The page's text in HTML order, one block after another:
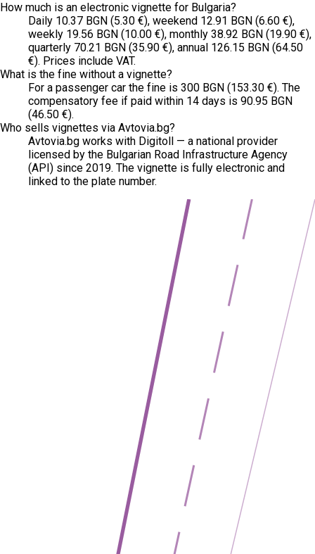
How much is an electronic vignette for Bulgaria?
Daily 10.37 BGN (5.30 €), weekend 12.91 BGN (6.60 €),
weekly 19.56 BGN (10.00 €), monthly 38.92 BGN (19.90 €),
quarterly 70.21 BGN (35.90 €), annual 126.15 BGN (64.50
€). Prices include VAT.
What is the fine without a vignette?
For a passenger car the fine is 300 BGN (153.30 €). The
compensatory fee if paid within 14 days is 90.95 BGN
(46.50 €).
Who sells vignettes via Avtovia.bg?
Avtovia.bg works with Digitoll — a national provider
licensed by the Bulgarian Road Infrastructure Agency
(API) since 2019. The vignette is fully electronic and
linked to the plate number.